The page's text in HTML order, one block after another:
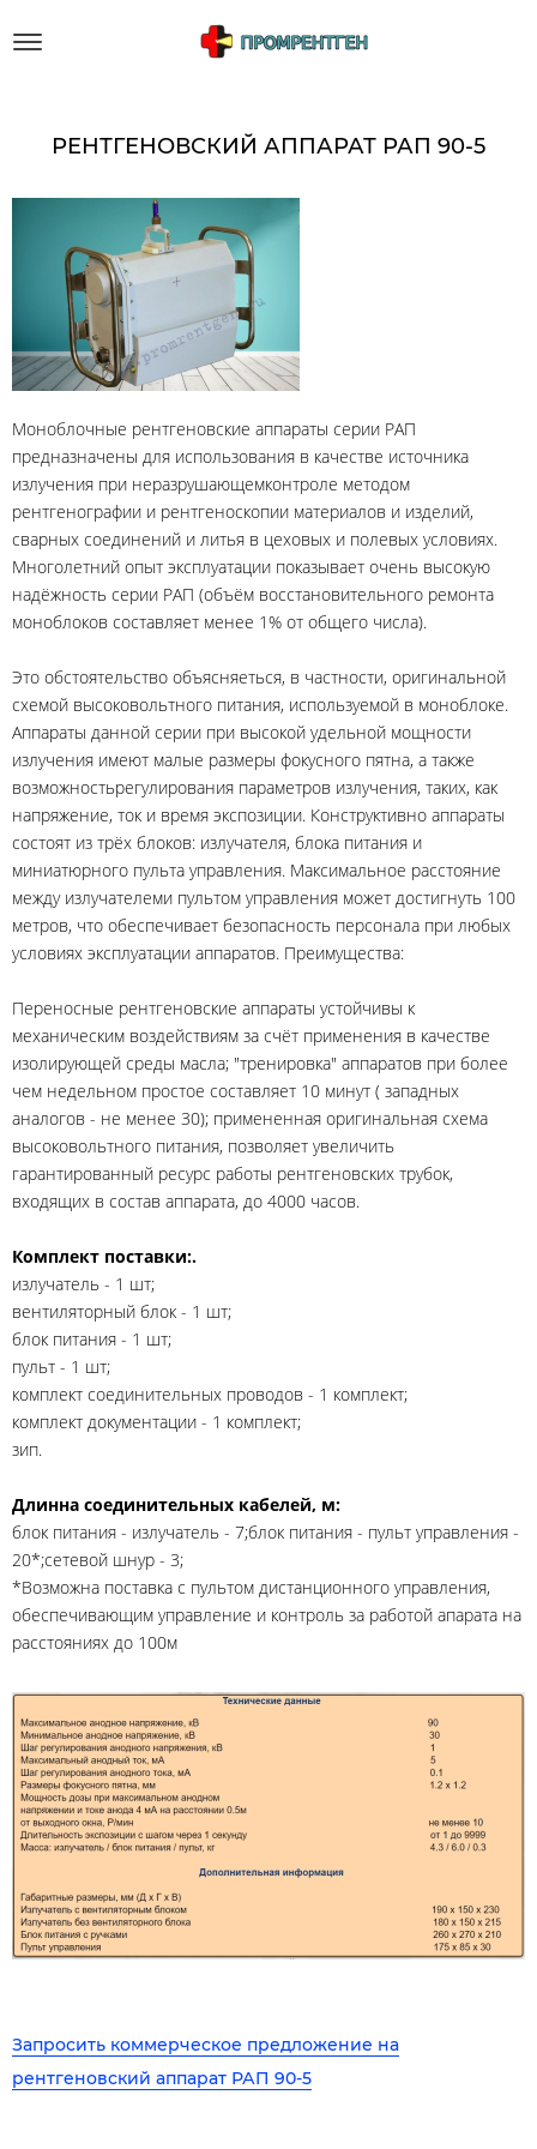
РЕНТГЕНОВСКИЙ АППАРАТ РАП 90-5
Моноблочные рентгеновские аппараты серии РАП
предназначены для использования в качестве источника
излучения при неразрушающемконтроле методом
рентгенографии и рентгеноскопии материалов и изделий,
сварных соединений и литья в цеховых и полевых условиях.
Многолетний опыт эксплуатации показывает очень высокую
надёжность серии РАП (объём восстановительного ремонта
моноблоков составляет менее 1% от общего числа).
Это обстоятельство объясняеться, в частности, оригинальной
схемой высоковольтного питания, используемой в моноблоке.
Аппараты данной серии при высокой удельной мощности
излучения имеют малые размеры фокусного пятна, а также
возможностьрегулирования параметров излучения, таких, как
напряжение, ток и время экспозиции. Конструктивно аппараты
состоят из трёх блоков: излучателя, блока питания и
миниатюрного пульта управления. Максимальное расстояние
между излучателеми пультом управления может достигнуть 100
метров, что обеспечивает безопасность персонала при любых
условиях эксплуатации аппаратов. Преимущества:
Переносные рентгеновские аппараты устойчивы к
механическим воздействиям за счёт применения в качестве
изолирующей среды масла; "тренировка" аппаратов при более
чем недельном простое составляет 10 минут ( западных
аналогов - не менее 30); примененная оригинальная схема
высоковольтного питания, позволяет увеличить
гарантированный ресурс работы рентгеновских трубок,
входящих в состав аппарата, до 4000 часов.
Комплект поставки:.
излучатель - 1 шт;
вентиляторный блок - 1 шт;
блок питания - 1 шт;
пульт - 1 шт;
комплект соединительных проводов - 1 комплект;
комплект документации - 1 комплект;
зип.
Длинна соединительных кабелей, м:
блок питания - излучатель - 7;блок питания - пульт управления -
20*;сетевой шнур - 3;
*Возможна поставка с пультом дистанционного управления,
обеспечивающим управление и контроль за работой апарата на
расстояниях до 100м
Запросить коммерческое предложение на
рентгеновский аппарат РАП 90-5